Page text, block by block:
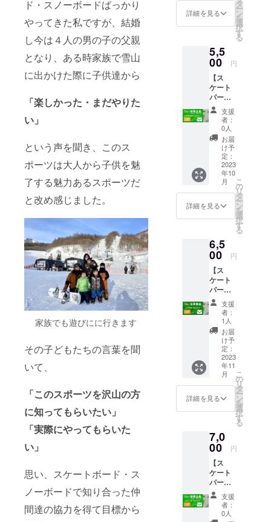
ド・スノーボードばっかり
やってきた私ですが、結婚
し今は４人の男の子の父親
となり、ある時家族で雪山
に出かけた際に子供達から
「楽しかった・まだやりた
い」
という声を聞き、このス
ポーツは大人から子供を魅
了する魅力あるスポーツだ
と改め感じました。
家族でも遊びにに行きます
その子どもたちの言葉を聞
いて、
「このスポーツを沢山の方
に知ってもらいたい」
「実際にやってもらいた
い」
思い、スケートボード・ス
ノーボードで知り合った仲
間達の協力を得て目標から
限は1年
間有効
中を予
定して
ます。
パーク
での直
接渡し
となり
ます。
スクー
ルとの
併用は
不可に
なりま
す。
メール
につい
ては
ルアド
レスよ
り送ら
せて頂
きま
す。
４時
（最大
３０名
１０名
以降は
１名に
つき+５
００
円） お
礼メー
パーク
の電話
にて希
望日及
び人数
を伝え
て下さ
い。 ※
貸切日
能。た
だし先
に貸切
がある
場合は
他の日
なら
OK。貸
切日１
０日前
の予約
前倒し
は不
可。 年
間登録
料金
（定価
付でお
願いし
ます。
メール
につい
ては
LIFE
パーク
のメー
詳細を見る
タ
ー
ン
を
選
択
す
る
5,5
00 円
【ス
ケート
パーク
施設利
用
券】
金額
５，５
００円
スケー
トパー
ク３時
間券(１
２００
円)×５
(まだ
利用の
ない
方）※１
年間有
効 年会
費登録
料(定価
１００
０円・
１年間
の施設
利用料)
お礼
メール
有効期
限は1年
間有効
中を予
定して
ます。
パーク
での直
接渡し
となり
ます。
スクー
支援
者：
0人
お届
け予
定：
2023
年10
月
詳細を見る
こ
の
リ
タ
ー
ン
を
選
択
す
る
6,5
00 円
【ス
ケート
パーク
施設利
用券】
会員限
定 金
額６，
５００
円 ス
ケート
パーク
１日券
(定価１
８００
円)×５
員様限
定）※１
年間有
効 お礼
メール
有効期
限は1年
間有効
配布時
支援
者：
1人
お届
け予
定：
2023
年11
月
詳細を見る
こ
の
リ
タ
ー
ン
を
選
択
す
る
7,0
00 円
【ス
ケート
パーク
施設利
用
券】
支援
者：
0人